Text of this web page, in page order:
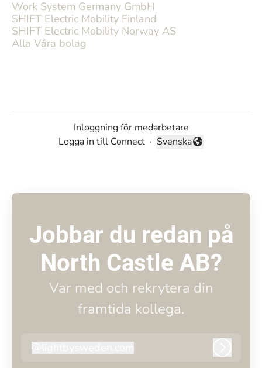
Work System Germany GmbH
SHIFT Electric Mobility Finland
SHIFT Electric Mobility Norway AS
Alla Våra bolag
Inloggning för medarbetare
Logga in till Connect · Byt språk
Svenska
Jobbar du redan på
North Castle AB?
Var med och rekrytera din
framtida kollega.
lightbysweden.com